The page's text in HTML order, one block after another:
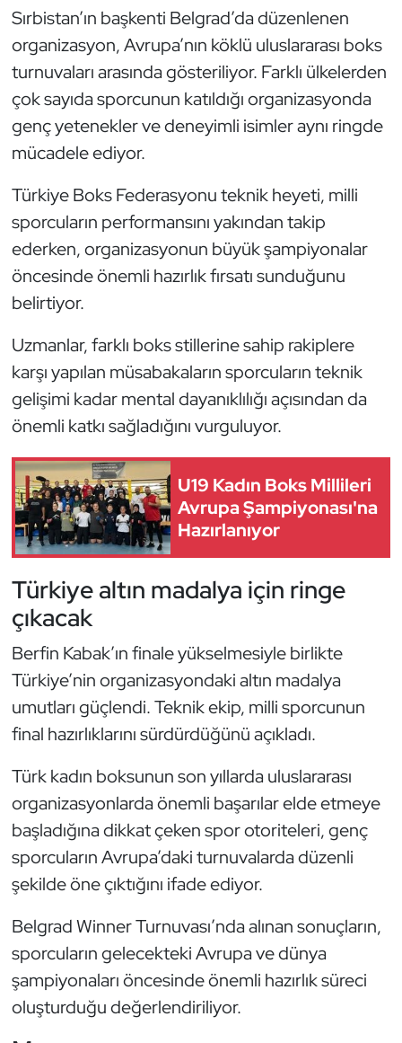
Sırbistan’ın başkenti Belgrad’da düzenlenen
organizasyon, Avrupa’nın köklü uluslararası boks
turnuvaları arasında gösteriliyor. Farklı ülkelerden
çok sayıda sporcunun katıldığı organizasyonda
genç yetenekler ve deneyimli isimler aynı ringde
mücadele ediyor.
Türkiye Boks Federasyonu teknik heyeti, milli
sporcuların performansını yakından takip
ederken, organizasyonun büyük şampiyonalar
öncesinde önemli hazırlık fırsatı sunduğunu
belirtiyor.
Uzmanlar, farklı boks stillerine sahip rakiplere
karşı yapılan müsabakaların sporcuların teknik
gelişimi kadar mental dayanıklılığı açısından da
önemli katkı sağladığını vurguluyor.
U19 Kadın Boks Millileri
Avrupa Şampiyonası'na
Hazırlanıyor
Türkiye altın madalya için ringe
çıkacak
Berfin Kabak’ın finale yükselmesiyle birlikte
Türkiye’nin organizasyondaki altın madalya
umutları güçlendi. Teknik ekip, milli sporcunun
final hazırlıklarını sürdürdüğünü açıkladı.
Türk kadın boksunun son yıllarda uluslararası
organizasyonlarda önemli başarılar elde etmeye
başladığına dikkat çeken spor otoriteleri, genç
sporcuların Avrupa’daki turnuvalarda düzenli
şekilde öne çıktığını ifade ediyor.
Belgrad Winner Turnuvası’nda alınan sonuçların,
sporcuların gelecekteki Avrupa ve dünya
şampiyonaları öncesinde önemli hazırlık süreci
oluşturduğu değerlendiriliyor.
Modern Pentatlon
Motor Sporları
Muay Thai
Optimist
Oryantiring
Özel Sporcular
Paralimpik
Ragbi
Su Topu
Sualtı Sporları
Tekvando
Tenis
Triatlon
Voleybol
Vücut Geliştirme Fitness
Wushu Kungfu
Yelken